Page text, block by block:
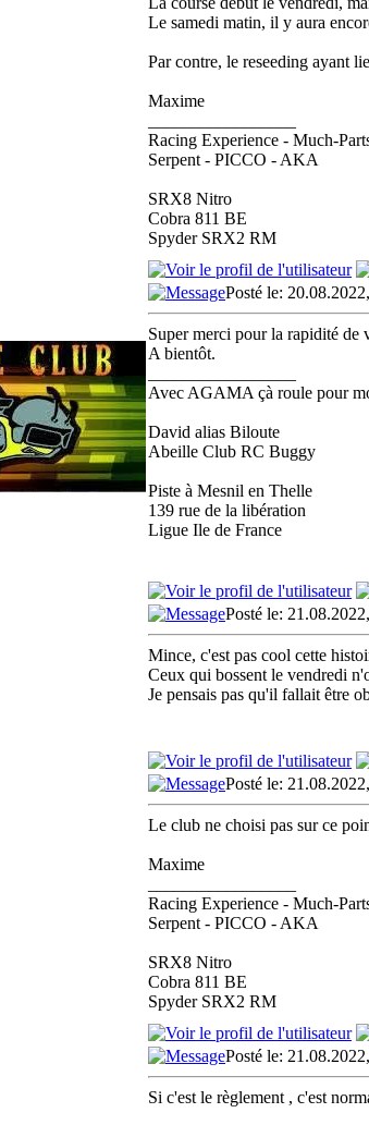
Le samedi matin, il y aura
Par contre, le reseeding ayant
Maxime
Racing Experience - Much-
Serpent - PICCO - AKA
SRX8 Nitro
Cobra 811 BE
Spyder SRX2 RM
Posté le:
Super merci pour la rapidité de
A bientôt.
Avec AGAMA çà roule pour
David alias Biloute
Abeille Club RC Buggy
Piste à Mesnil en Thelle
139 rue de la libération
Ligue Ile de France
Posté le:
Mince, c'est pas cool cette
Ceux qui bossent le vendredi
Je pensais pas qu'il fallait être
Posté le:
Le club ne choisi pas sur ce
Maxime
Racing Experience - Much-
Serpent - PICCO - AKA
SRX8 Nitro
Cobra 811 BE
Spyder SRX2 RM
Posté le:
Si c'est le règlement , c'est